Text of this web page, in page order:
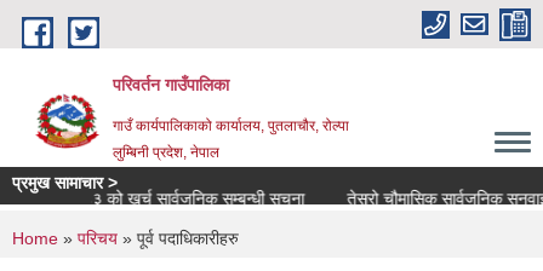
Skip to main content
परिवर्तन गाउँपालिका
गाउँ कार्यपालिकाको कार्यालय, पुतलाचौर, रोल्पा
लुम्बिनी प्रदेश, नेपाल
प्रमुख सामाचार >
२०८२ ८३ को खर्च सार्वजनिक सम्बन्धी सूचना
तेस्रो चौमासिक सार्वजनिक सुनवाई
You are here
Home » परिचय » पूर्व पदाधिकारीहरु